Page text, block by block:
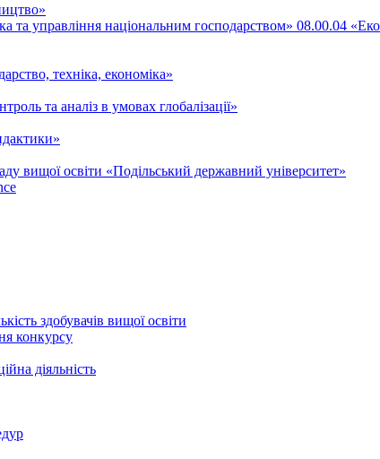
та управління національним господарством» 08.00.04
техніка, економіка»
та аналіз в умовах глобалізації»
вищої освіти «Подільський державний університет»
здобувачів вищої освіти
конкурсу
діяльність